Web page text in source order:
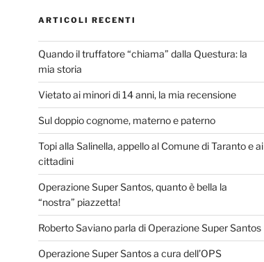
ARTICOLI RECENTI
Quando il truffatore “chiama” dalla Questura: la
mia storia
Vietato ai minori di 14 anni, la mia recensione
Sul doppio cognome, materno e paterno
Topi alla Salinella, appello al Comune di Taranto e ai
cittadini
Operazione Super Santos, quanto è bella la
“nostra” piazzetta!
Roberto Saviano parla di Operazione Super Santos
Operazione Super Santos a cura dell’OPS